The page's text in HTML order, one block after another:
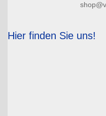
Hier finden Sie uns!